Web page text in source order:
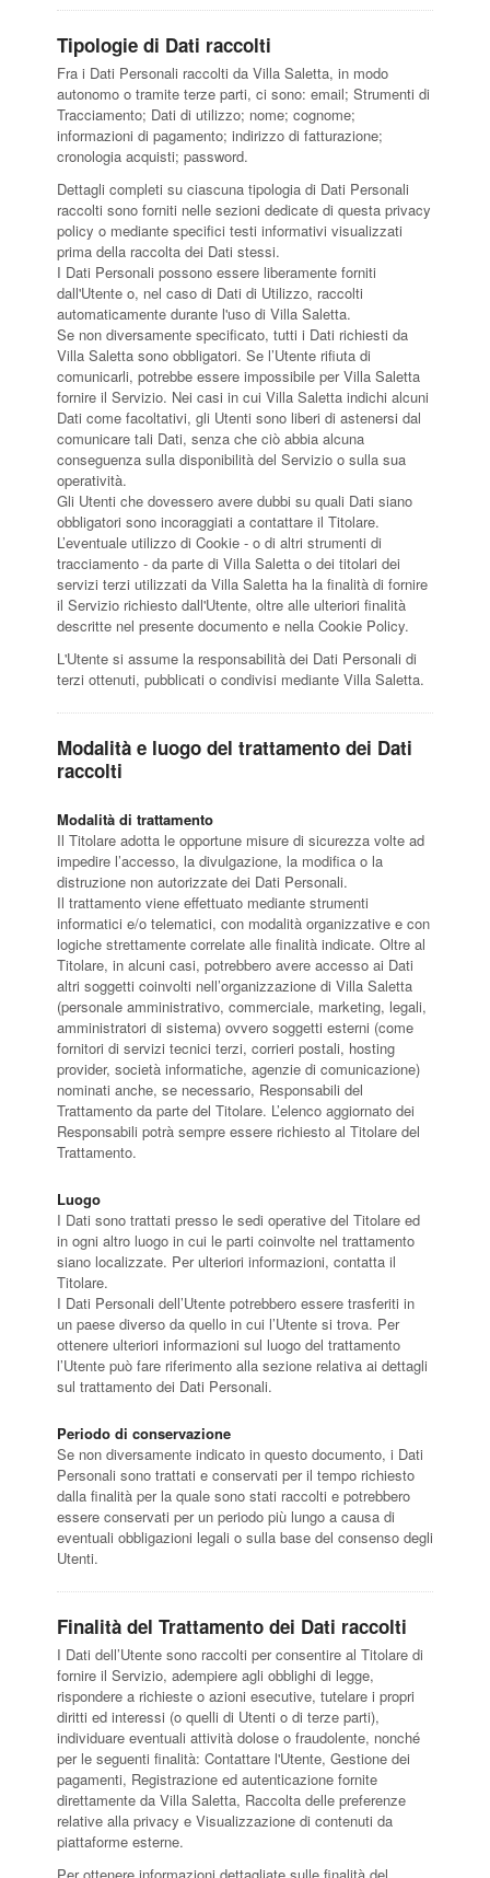
Tipologie di Dati raccolti
Fra i Dati Personali raccolti da Villa Saletta, in modo
autonomo o tramite terze parti, ci sono: email; Strumenti di
Tracciamento; Dati di utilizzo; nome; cognome;
informazioni di pagamento; indirizzo di fatturazione;
cronologia acquisti; password.
Dettagli completi su ciascuna tipologia di Dati Personali
raccolti sono forniti nelle sezioni dedicate di questa privacy
policy o mediante specifici testi informativi visualizzati
prima della raccolta dei Dati stessi.
I Dati Personali possono essere liberamente forniti
dall'Utente o, nel caso di Dati di Utilizzo, raccolti
automaticamente durante l'uso di Villa Saletta.
Se non diversamente specificato, tutti i Dati richiesti da
Villa Saletta sono obbligatori. Se l’Utente rifiuta di
comunicarli, potrebbe essere impossibile per Villa Saletta
fornire il Servizio. Nei casi in cui Villa Saletta indichi alcuni
Dati come facoltativi, gli Utenti sono liberi di astenersi dal
comunicare tali Dati, senza che ciò abbia alcuna
conseguenza sulla disponibilità del Servizio o sulla sua
operatività.
Gli Utenti che dovessero avere dubbi su quali Dati siano
obbligatori sono incoraggiati a contattare il Titolare.
L’eventuale utilizzo di Cookie - o di altri strumenti di
tracciamento - da parte di Villa Saletta o dei titolari dei
servizi terzi utilizzati da Villa Saletta ha la finalità di fornire
il Servizio richiesto dall'Utente, oltre alle ulteriori finalità
descritte nel presente documento e nella Cookie Policy.
L'Utente si assume la responsabilità dei Dati Personali di
terzi ottenuti, pubblicati o condivisi mediante Villa Saletta.
Modalità e luogo del trattamento dei Dati
raccolti
Modalità di trattamento
Il Titolare adotta le opportune misure di sicurezza volte ad
impedire l’accesso, la divulgazione, la modifica o la
distruzione non autorizzate dei Dati Personali.
Il trattamento viene effettuato mediante strumenti
informatici e/o telematici, con modalità organizzative e con
logiche strettamente correlate alle finalità indicate. Oltre al
Titolare, in alcuni casi, potrebbero avere accesso ai Dati
altri soggetti coinvolti nell’organizzazione di Villa Saletta
(personale amministrativo, commerciale, marketing, legali,
amministratori di sistema) ovvero soggetti esterni (come
fornitori di servizi tecnici terzi, corrieri postali, hosting
provider, società informatiche, agenzie di comunicazione)
nominati anche, se necessario, Responsabili del
Trattamento da parte del Titolare. L’elenco aggiornato dei
Responsabili potrà sempre essere richiesto al Titolare del
Trattamento.
Luogo
I Dati sono trattati presso le sedi operative del Titolare ed
in ogni altro luogo in cui le parti coinvolte nel trattamento
siano localizzate. Per ulteriori informazioni, contatta il
Titolare.
I Dati Personali dell’Utente potrebbero essere trasferiti in
un paese diverso da quello in cui l’Utente si trova. Per
ottenere ulteriori informazioni sul luogo del trattamento
l’Utente può fare riferimento alla sezione relativa ai dettagli
sul trattamento dei Dati Personali.
Periodo di conservazione
Se non diversamente indicato in questo documento, i Dati
Personali sono trattati e conservati per il tempo richiesto
dalla finalità per la quale sono stati raccolti e potrebbero
essere conservati per un periodo più lungo a causa di
eventuali obbligazioni legali o sulla base del consenso degli
Utenti.
Finalità del Trattamento dei Dati raccolti
I Dati dell’Utente sono raccolti per consentire al Titolare di
fornire il Servizio, adempiere agli obblighi di legge,
rispondere a richieste o azioni esecutive, tutelare i propri
diritti ed interessi (o quelli di Utenti o di terze parti),
individuare eventuali attività dolose o fraudolente, nonché
per le seguenti finalità: Contattare l'Utente, Gestione dei
pagamenti, Registrazione ed autenticazione fornite
direttamente da Villa Saletta, Raccolta delle preferenze
relative alla privacy e Visualizzazione di contenuti da
piattaforme esterne.